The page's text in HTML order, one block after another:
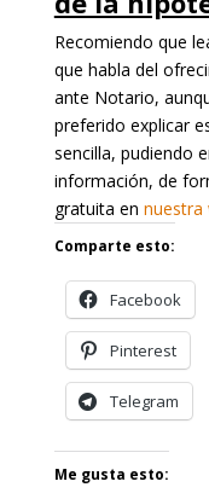
Recomiendo que
que habla del
ante Notario,
preferido explicar
sencilla, pudiendo
información, de
gratuita en nuestra
Comparte esto:
Facebook
Pinterest
Telegram
Me gusta esto: